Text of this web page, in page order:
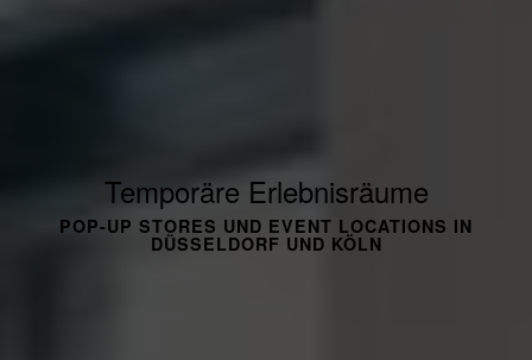
Temporäre Erlebnisräume
POP-UP STORES UND EVENT LOCATIONS IN
DÜSSELDORF UND KÖLN